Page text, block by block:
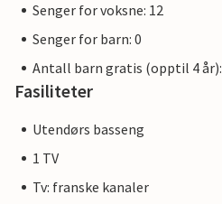
Senger for voksne: 12
Senger for barn: 0
Antall barn gratis (opptil 4
Fasiliteter
Utendørs basseng
1 TV
Tv: franske kanaler